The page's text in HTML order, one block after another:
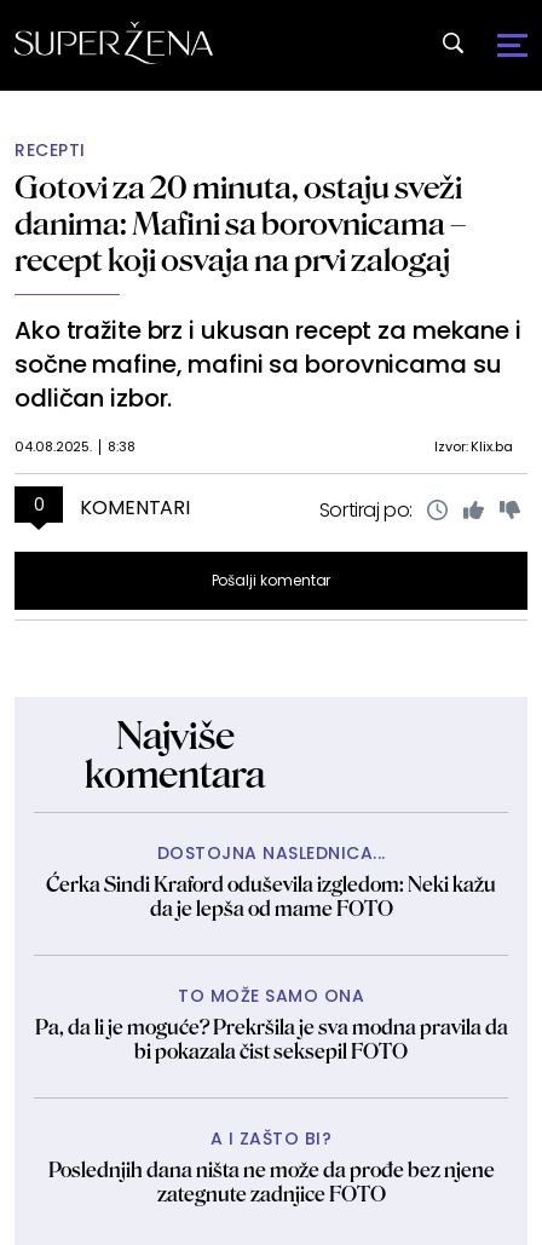
RECEPTI
Gotovi za 20 minuta, ostaju sveži
danima: Mafini sa borovnicama –
recept koji osvaja na prvi zalogaj
Ako tražite brz i ukusan recept za mekane i
sočne mafine, mafini sa borovnicama su
odličan izbor.
04.08.2025. 8:38 Izvor: Klix.ba
0 KOMENTARI Sortiraj po:
Pošalji komentar
Najviše
komentara
DOSTOJNA NASLEDNICA...
Ćerka Sindi Kraford oduševila izgledom: Neki kažu
da je lepša od mame FOTO
TO MOŽE SAMO ONA
Pa, da li je moguće? Prekršila je sva modna pravila da
bi pokazala čist seksepil FOTO
A I ZAŠTO BI?
Poslednjih dana ništa ne može da prođe bez njene
zategnute zadnjice FOTO